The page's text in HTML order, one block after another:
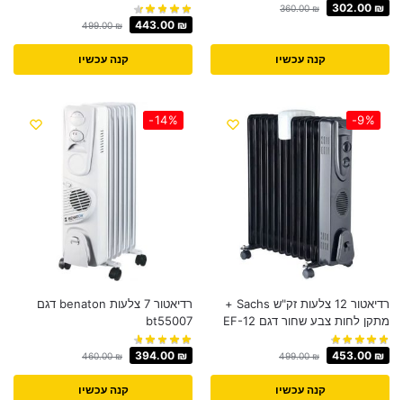
360.00₪ 302.00 ₪
קנה עכשיו
499.00₪ 443.00 ₪
קנה עכשיו
-9%
רדיאטור 12 צלעות זק"ש Sachs +
מתקן לחות צבע שחור דגם EF-12
499.00₪ 453.00 ₪
קנה עכשיו
-14%
רדיאטור 7 צלעות benaton דגם
bt55007
460.00₪ 394.00 ₪
קנה עכשיו